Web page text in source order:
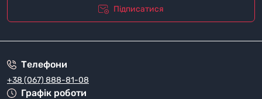
Підписатися
Телефони
+38 (067) 888-81-08
Графік роботи